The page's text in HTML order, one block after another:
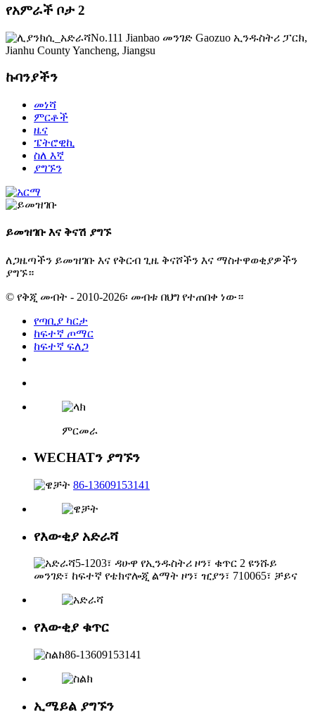
የአምራች ቦታ 2
No.111 Jianbao መንገድ Gaozuo ኢንዱስትሪ ፓርክ,
Jianhu County Yancheng, Jiangsu
ኩባንያችን
መነሻ
ምርቶች
ዜና
ፔትሮዊኪ
ስለ እኛ
ያግኙን
ይመዝገቡ እና ቅናሽ ያግኙ
ለጋዜጣችን ይመዝገቡ እና የቅርብ ጊዜ ቅናሾችን እና ማስተዋወቂያዎችን
ያግኙ።
© የቅጂ መብት - 2010-2026፡ መብቱ በህግ የተጠበቀ ነው።
የጣቢያ ካርታ
ከፍተኛ ጦማር
ከፍተኛ ፍለጋ
ምርመራ
WECHATን ያግኙን
86-13609153141
የእውቂያ አድራሻ
5-1203፣ ዳሁዋ የኢንዱስትሪ ዞን፣ ቁጥር 2 ዩንሹይ
መንገድ፣ ከፍተኛ የቴክኖሎጂ ልማት ዞን፣ ዢያን፣ 710065፣ ቻይና
የእውቂያ ቁጥር
86-13609153141
ኢሜይል ያግኙን